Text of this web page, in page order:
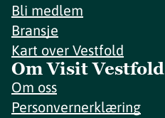
Bli medlem
Bransje
Kart over Vestfold
Om Visit Vestfold
Om oss
Personvernerklæring